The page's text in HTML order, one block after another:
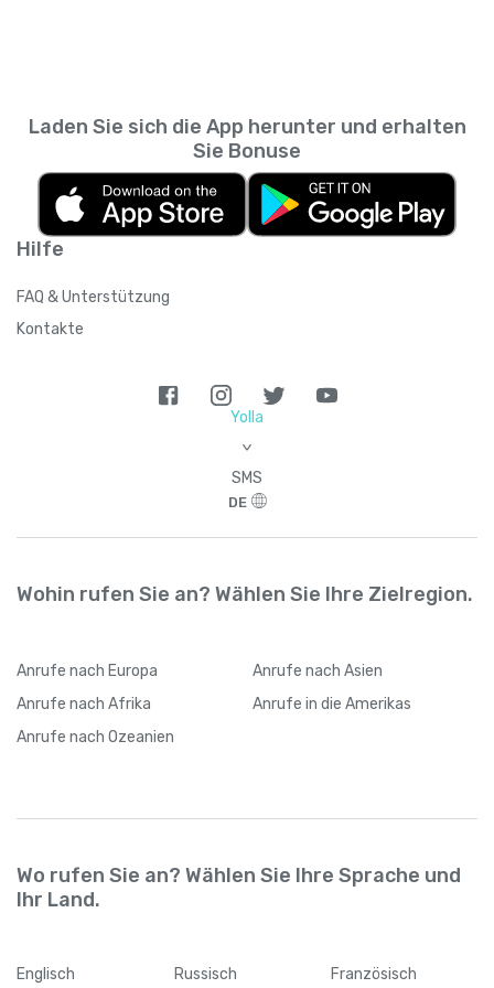
Hilfe
FAQ & Unterstützung
Kontakte
Laden Sie sich die App herunter und erhalten
Sie Bonuse
Yolla
>
SMS
DE
Wohin rufen Sie an? Wählen Sie Ihre Zielregion.
Anrufe nach Europa Anrufe nach Asien
Anrufe nach Afrika Anrufe in die Amerikas
Anrufe nach Ozeanien
Wo rufen Sie an? Wählen Sie Ihre Sprache und
Ihr Land.
Englisch Russisch Französisch